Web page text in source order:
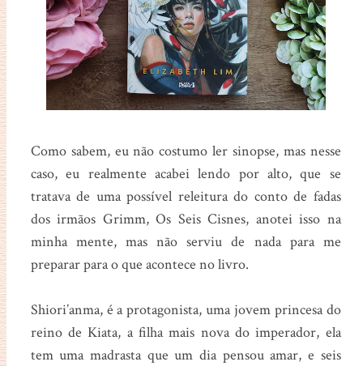
Como sabem, eu não costumo ler sinopse, mas nesse
caso, eu realmente acabei lendo por alto, que se
tratava de uma possível releitura do conto de fadas
dos irmãos Grimm, Os Seis Cisnes, anotei isso na
minha mente, mas não serviu de nada para me
preparar para o que acontece no livro.
Shiori’anma, é a protagonista, uma jovem princesa do
reino de Kiata, a filha mais nova do imperador, ela
tem uma madrasta que um dia pensou amar, e seis